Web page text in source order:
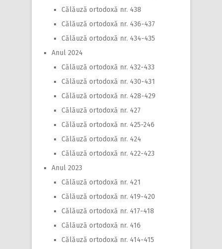
Călăuză ortodoxă nr. 438
Călăuză ortodoxă nr. 436-437
Călăuză ortodoxă nr. 434-435
Anul 2024
Călăuză ortodoxă nr. 432-433
Călăuză ortodoxă nr. 430-431
Călăuză ortodoxă nr. 428-429
Călăuză ortodoxă nr. 427
Călăuză ortodoxă nr. 425-246
Călăuză ortodoxă nr. 424
Călăuză ortodoxă nr. 422-423
Anul 2023
Călăuză ortodoxă nr. 421
Călăuză ortodoxă nr. 419-420
Călăuză ortodoxă nr. 417-418
Călăuză ortodoxă nr. 416
Călăuză ortodoxă nr. 414-415